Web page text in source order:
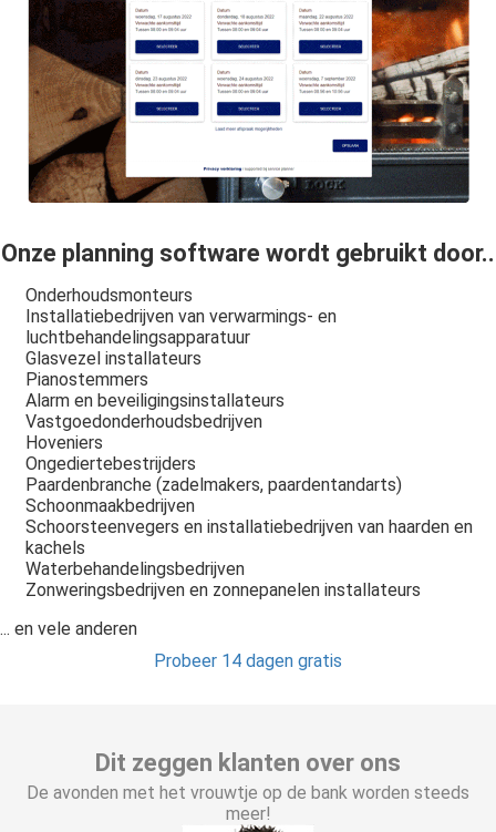
Onze planning software wordt gebruikt door..
Onderhoudsmonteurs
Installatiebedrijven van verwarmings- en
luchtbehandelingsapparatuur
Glasvezel installateurs
Pianostemmers
Alarm en beveiligingsinstallateurs
Vastgoedonderhoudsbedrijven
Hoveniers
Ongediertebestrijders
Paardenbranche (zadelmakers, paardentandarts)
Schoonmaakbedrijven
Schoorsteenvegers en installatiebedrijven van haarden en
kachels
Waterbehandelingsbedrijven
Zonweringsbedrijven en zonnepanelen installateurs
... en vele anderen
Probeer 14 dagen gratis
Dit zeggen klanten over ons
De avonden met het vrouwtje op de bank worden steeds
meer!